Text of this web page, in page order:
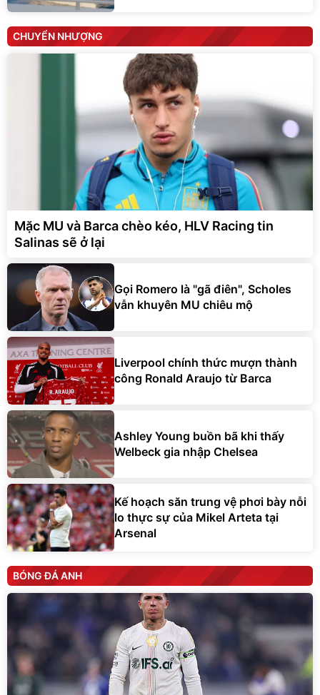
CHUYỂN NHƯỢNG
Mặc MU và Barca chèo kéo, HLV Racing tin
Salinas sẽ ở lại
Gọi Romero là "gã điên", Scholes
vẫn khuyên MU chiêu mộ
Liverpool chính thức mượn thành
công Ronald Araujo từ Barca
Ashley Young buồn bã khi thấy
Welbeck gia nhập Chelsea
Kế hoạch săn trung vệ phơi bày nỗi
lo thực sự của Mikel Arteta tại
Arsenal
BÓNG ĐÁ ANH